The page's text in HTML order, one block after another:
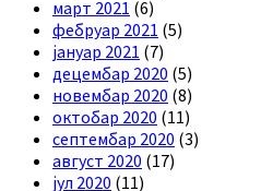
март 2021 (6)
фебруар 2021 (5)
јануар 2021 (7)
децембар 2020 (5)
новембар 2020 (8)
октобар 2020 (11)
септембар 2020 (3)
август 2020 (17)
јул 2020 (11)